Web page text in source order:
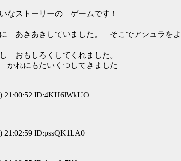
なストーリーの ゲームです！
あきあきしていました。 そこでアシュラをよ
おもしろくしてくれました。
にもたいくつしてきました
) 21:00:52 ID:4KH6lWkUO
) 21:02:59 ID:pssQK1LA0